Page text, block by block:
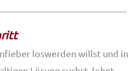
loswerden willst und in